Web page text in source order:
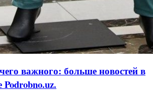
важного: больше новостей в